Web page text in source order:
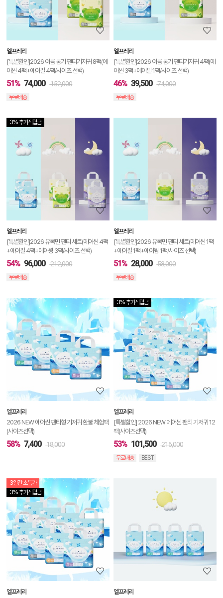
보
기
엘프레리
[특별할인]2026 여름 통기 팬티기저귀 8팩(에
어씬 4팩+에어필 4팩/사이즈 선택)
51% 74,000 152,000
무료배송
엘프레리
[특별할인]2026 여름 통기 팬티기저귀 4팩(에
어씬 3팩+에어필 1팩/사이즈 선택)
46% 39,500 74,000
무료배송
3% 추가적립금
보
보
기
엘프레리
[특별할인]2026 유목민 팬티 세트(에어씬 4팩
+에어필 4팩+에어윙 3팩/사이즈 선택)
54% 96,000 212,000
무료배송
엘프레리
[특별할인]2026 유목민 팬티 세트(에어씬 1팩
+에어필 1팩+에어윙 1팩/사이즈 선택)
51% 28,000 58,000
무료배송
상
품
상
세
보
기
엘프레리
2026 NEW 에어씬 팬티형 기저귀 환불 체험팩
(사이즈선택)
58% 7,400 18,000
3% 추가적립금
엘프레리
[특별할인] 2026 NEW 에어씬 팬티 기저귀 12
팩(사이즈선택)
53% 101,500 216,000
무료배송 BEST
3% 추가적립금
3일간 초특가
상
품
세
정
엘프레리
엘프레리